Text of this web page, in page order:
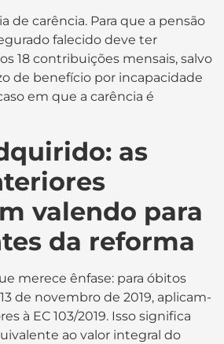
de carência. Para que a pensão
falecido deve ter
18 contribuições mensais, salvo
de benefício por incapacidade
em que a carência é
as
valendo para
da reforma
merece ênfase: para óbitos
de novembro de 2019, aplicam-
à EC 103/2019. Isso significa
ao valor integral do